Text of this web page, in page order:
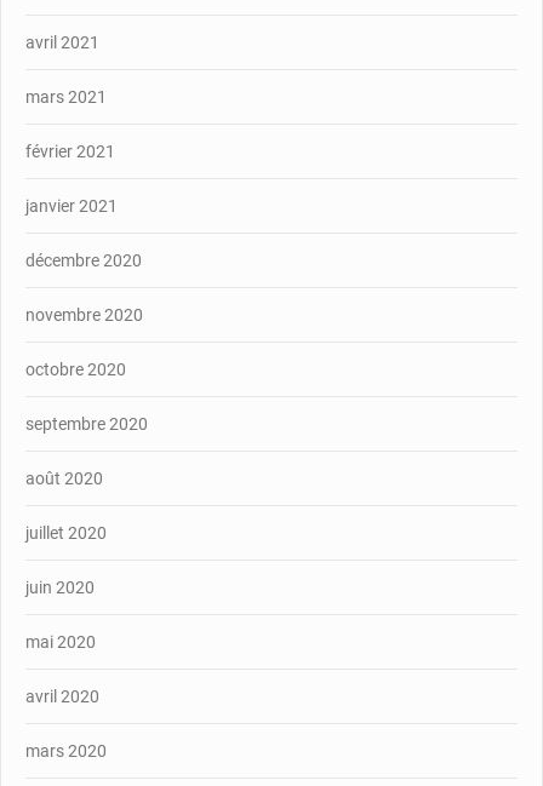
avril 2021
mars 2021
février 2021
janvier 2021
décembre 2020
novembre 2020
octobre 2020
septembre 2020
août 2020
juillet 2020
juin 2020
mai 2020
avril 2020
mars 2020